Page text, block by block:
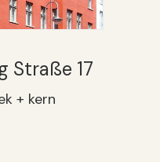
Straße 17
+ kern